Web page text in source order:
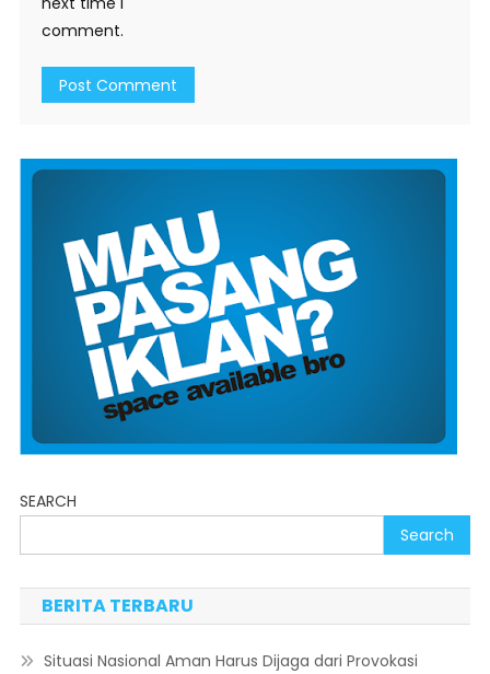
comment.
SEARCH
Search
BERITA TERBARU
Situasi Nasional Aman Harus Dijaga dari Provokasi